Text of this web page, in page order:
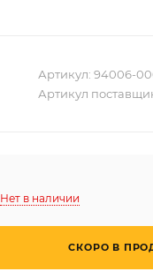
Артикул: 94006-
Артикул
Нет в наличии
СКОРО В